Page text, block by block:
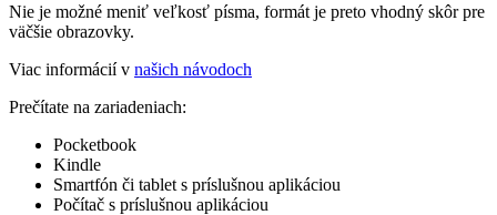
Nie je možné meniť veľkosť písma, formát je preto vhodný skôr pre
väčšie obrazovky.
Viac informácií v našich návodoch
Prečítate na zariadeniach:
Pocketbook
Kindle
Smartfón či tablet s príslušnou aplikáciou
Počítač s príslušnou aplikáciou